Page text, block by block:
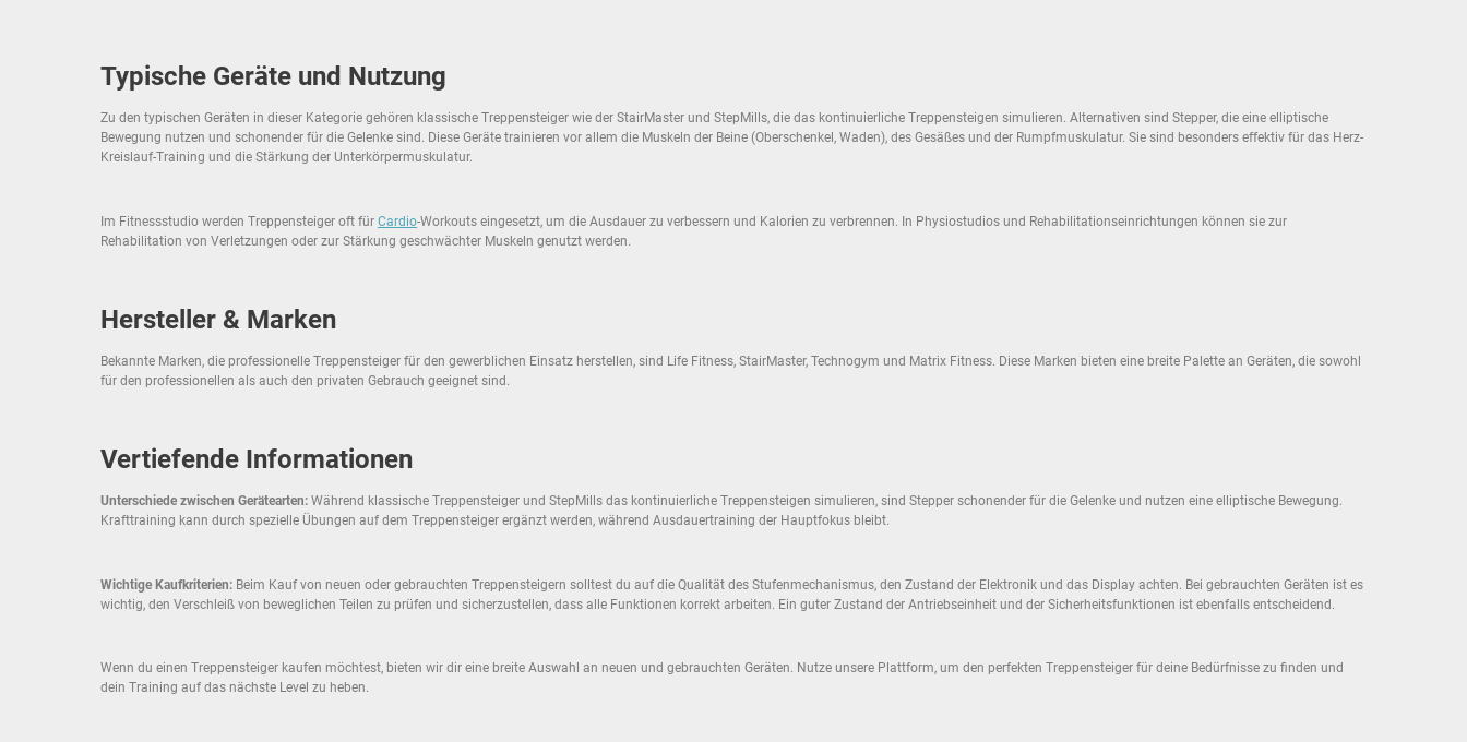
Typische Geräte und Nutzung
Zu den typischen Geräten in dieser Kategorie gehören klassische Treppensteiger wie der StairMaster und StepMills, die das kontinuierliche Treppensteigen simulieren. Alternativen sind Stepper, die eine elliptische
Bewegung nutzen und schonender für die Gelenke sind. Diese Geräte trainieren vor allem die Muskeln der Beine (Oberschenkel, Waden), des Gesäßes und der Rumpfmuskulatur. Sie sind besonders effektiv für das Herz-
Kreislauf-Training und die Stärkung der Unterkörpermuskulatur.
Im Fitnessstudio werden Treppensteiger oft für Cardio-Workouts eingesetzt, um die Ausdauer zu verbessern und Kalorien zu verbrennen. In Physiostudios und Rehabilitationseinrichtungen können sie zur
Rehabilitation von Verletzungen oder zur Stärkung geschwächter Muskeln genutzt werden.
Hersteller & Marken
Bekannte Marken, die professionelle Treppensteiger für den gewerblichen Einsatz herstellen, sind Life Fitness, StairMaster, Technogym und Matrix Fitness. Diese Marken bieten eine breite Palette an Geräten, die sowohl
für den professionellen als auch den privaten Gebrauch geeignet sind.
Vertiefende Informationen
Unterschiede zwischen Gerätearten: Während klassische Treppensteiger und StepMills das kontinuierliche Treppensteigen simulieren, sind Stepper schonender für die Gelenke und nutzen eine elliptische Bewegung.
Krafttraining kann durch spezielle Übungen auf dem Treppensteiger ergänzt werden, während Ausdauertraining der Hauptfokus bleibt.
Wichtige Kaufkriterien: Beim Kauf von neuen oder gebrauchten Treppensteigern solltest du auf die Qualität des Stufenmechanismus, den Zustand der Elektronik und das Display achten. Bei gebrauchten Geräten ist es
wichtig, den Verschleiß von beweglichen Teilen zu prüfen und sicherzustellen, dass alle Funktionen korrekt arbeiten. Ein guter Zustand der Antriebseinheit und der Sicherheitsfunktionen ist ebenfalls entscheidend.
Wenn du einen Treppensteiger kaufen möchtest, bieten wir dir eine breite Auswahl an neuen und gebrauchten Geräten. Nutze unsere Plattform, um den perfekten Treppensteiger für deine Bedürfnisse zu finden und
dein Training auf das nächste Level zu heben.